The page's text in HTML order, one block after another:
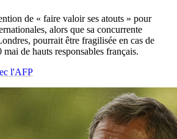
de « faire valoir ses atouts » pour
alors que sa concurrente
pourrait être fragilisée en cas de
de hauts responsables français.
l'AFP